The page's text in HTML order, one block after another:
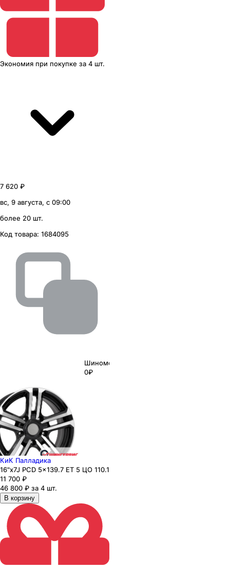
Экономия при покупке за 4 шт.
7 620 ₽
вс, 9 августа, с 09:00
более 20 шт.
Код товара: 1684095
Шиномонтаж
0₽
КиК Палладика
16"x7J PCD 5x139.7 ЕТ 5 ЦО 110.1
11 700 ₽
46 800 ₽ за 4 шт.
В корзину